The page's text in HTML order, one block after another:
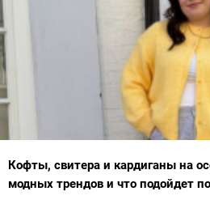
Кофты, свитера и кардиганы на
модных трендов и что подойдет